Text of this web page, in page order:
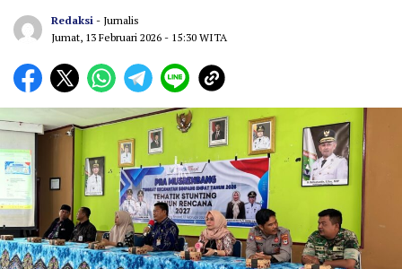
Redaksi - Jurnalis
Jumat, 13 Februari 2026 - 15:30 WITA